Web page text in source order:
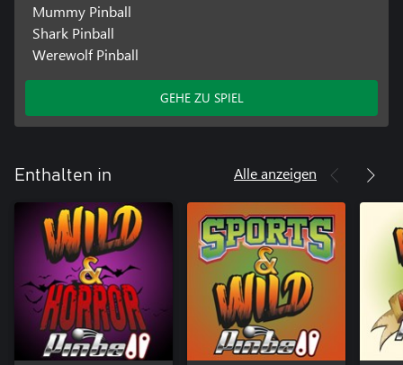
Mummy Pinball
Shark Pinball
Werewolf Pinball
GEHE ZU SPIEL
Enthalten in Alle anzeigen